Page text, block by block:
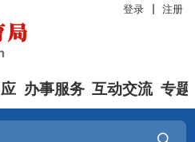
登录 注册
办事服务 互动交流 专题